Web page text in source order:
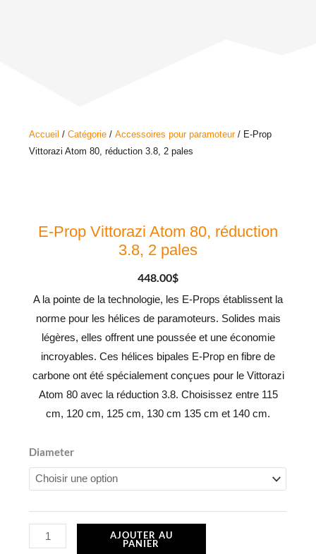
Accueil /Catégorie /Accessoires pour paramoteur/ E-Prop
Vittorazi Atom 80, réduction 3.8, 2 pales
E-Prop Vittorazi Atom 80, réduction
3.8, 2 pales
448.00$
A la pointe de la technologie, les E-Props établissent la
norme pour les hélices de paramoteurs. Solides mais
légères, elles offrent une poussée et une économie
incroyables. Ces hélices bipales E-Prop en fibre de
carbone ont été spécialement conçues pour le Vittorazi
Atom 80 avec la réduction 3.8. Choisissez entre 115
cm, 120 cm, 125 cm, 130 cm 135 cm et 140 cm.
Diameter
quantité
de
E-
Vittorazi
Atom
AJOUTER AU
PANIER